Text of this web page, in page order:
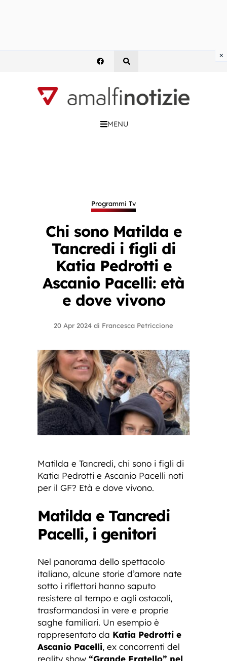
MENU
Programmi Tv
Chi sono Matilda e
Tancredi i figli di
Katia Pedrotti e
Ascanio Pacelli: età
e dove vivono
20 Apr 2024 di Francesca Petriccione
Matilda e Tancredi, chi sono i figli di
Katia Pedrotti e Ascanio Pacelli noti
per il GF? Età e dove vivono.
Matilda e Tancredi
Pacelli, i genitori
Nel panorama dello spettacolo
italiano, alcune storie d’amore nate
sotto i riflettori hanno saputo
resistere al tempo e agli ostacoli,
trasformandosi in vere e proprie
saghe familiari. Un esempio è
rappresentato da Katia Pedrotti e
Ascanio Pacelli, ex concorrenti del
reality show “Grande Fratello” nel
×